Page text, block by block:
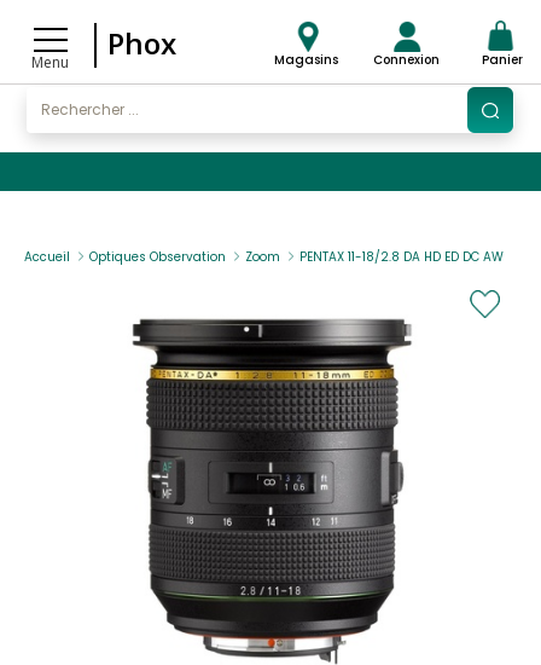
Menu
Phox Magasins Connexion Panier
Accueil Optiques Observation Zoom PENTAX 11-18/2.8 DA HD ED DC AW